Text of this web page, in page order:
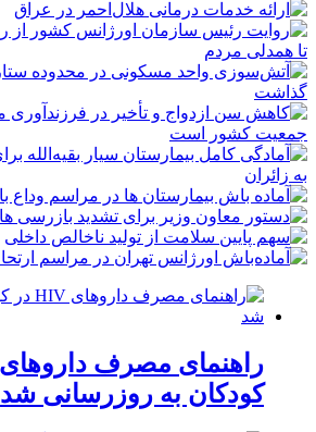
کودکان به روزرسانی شد